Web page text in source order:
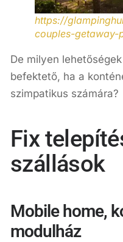
https://
couples-getaway-
De milyen
befektető, ha a
szimpatikus számára?
Fix
szállások
Mobile home,
modulház